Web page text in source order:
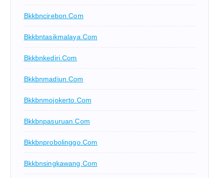
Bkkbncirebon.com
Bkkbntasikmalaya.com
Bkkbnkediri.com
Bkkbnmadiun.com
Bkkbnmojokerto.com
Bkkbnpasuruan.com
Bkkbnprobolinggo.com
Bkkbnsingkawang.com